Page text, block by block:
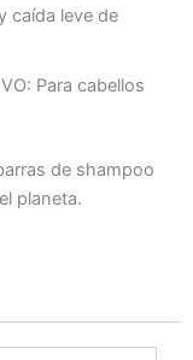
caída leve de
Para cabellos
de shampoo
planeta.